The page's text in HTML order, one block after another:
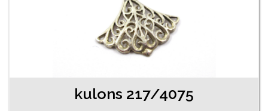
kulons 217/4075